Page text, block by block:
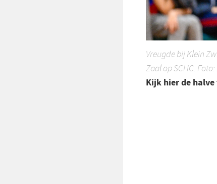
Vreugde bij Klein
Zaal op SCHC.
Kijk hier de halve